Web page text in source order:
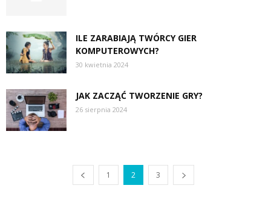
ILE ZARABIAJĄ TWÓRCY GIER
KOMPUTEROWYCH?
30 kwietnia 2024
JAK ZACZĄĆ TWORZENIE GRY?
26 sierpnia 2024
1 2 3